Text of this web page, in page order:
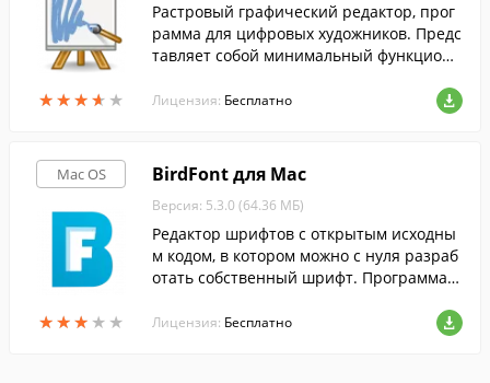
★★★★ ★
★★★★ ★
Растровый графический редактор, прог
рамма для цифровых художников. Предс
тавляет собой минимальный функциона
ный холст и простой интерфейс.
Лицензия: Бесплатно
Mac OS
★★★ ★ ★
★★★ ★ ★
BirdFont для Mac
Версия: 5.3.0 (64.36 МБ)
Редактор шрифтов с открытым исходны
м кодом, в котором можно с нуля разраб
отать собственный шрифт. Программа и
щий набор инструментов.
Лицензия: Бесплатно